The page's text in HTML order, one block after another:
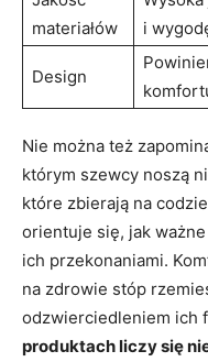
materiałów
i
Design
Nie można też
którym szewcy noszą
które zbierają na
orientuje się, jak
ich przekonaniami.
na zdrowie stóp
odzwierciedleniem ich
produktach liczy się